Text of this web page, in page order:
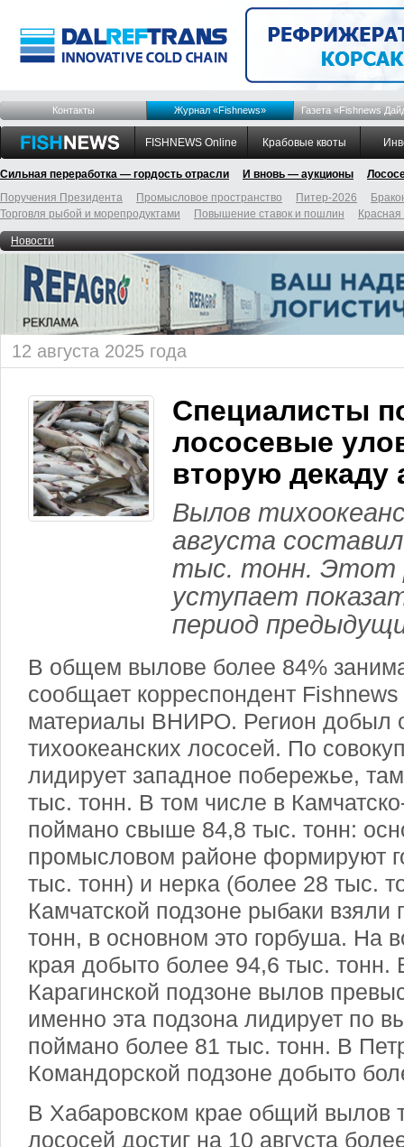
Контакты Журнал «Fishnews» Газета «Fishnews
FISHNEWS Online Крабовые квоты
Сильная переработка — гордость отрасли И вновь — аукционы
Поручения Президента
Промысловое пространство Питер-2026
Торговля рыбой и морепродуктами
Повышение ставок и пошлин
Новости
12 августа 2025 года
Специалисты
лососевые
вторую декаду
Вылов
августа
тыс. тонн. Этот
уступает
период
В общем вылове более 84%
сообщает корреспондент
материалы ВНИРО. Регион добыл
тихоокеанских лососей. По
лидирует западное побережье,
тыс. тонн. В том числе в
поймано свыше 84,8 тыс. тонн:
промысловом районе формируют
тыс. тонн) и нерка (более 28 тыс.
Камчатской подзоне рыбаки взяли
тонн, в основном это горбуша. На
края добыто более 94,6 тыс. тонн.
Карагинской подзоне вылов
именно эта подзона лидирует по
поймано более 81 тыс. тонн. В
Командорской подзоне добыто
В Хабаровском крае общий вылов
лососей достиг на 10 августа